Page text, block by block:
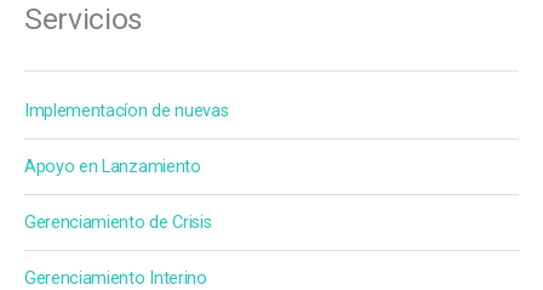
Servicios
Implementacíon de nuevas
Apoyo en Lanzamiento
Gerenciamiento de Crisis
Gerenciamiento Interino